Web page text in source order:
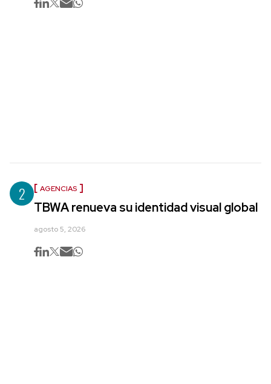
2 AGENCIAS
TBWA renueva su identidad visual global
agosto 5, 2026